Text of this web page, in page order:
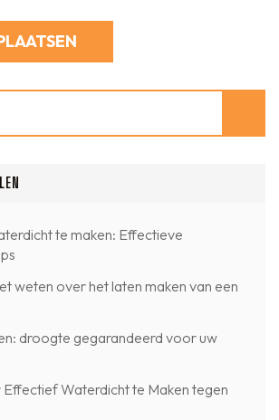
te maken: Effectieve
weten over het laten maken van een
droogte gegarandeerd voor uw
Effectief Waterdicht te Maken tegen